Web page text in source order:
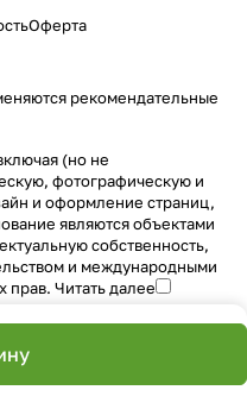
Оферта
рекомендательные
(но не
фотографическую и
и оформление страниц,
являются объектами
собственность,
и международными
прав. Читать далее